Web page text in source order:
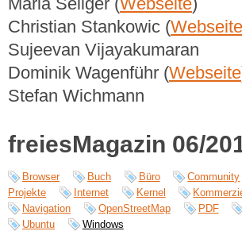
Christian Stankowic (Webseite
Sujeevan Vijayakumaran
Dominik Wagenführ (Webseite
Stefan Wichmann
freiesMagazin 06/
Browser Buch Büro Community
Projekte
Internet Kernel
Navigation
OpenStreetMap PDF
Ubuntu
Windows